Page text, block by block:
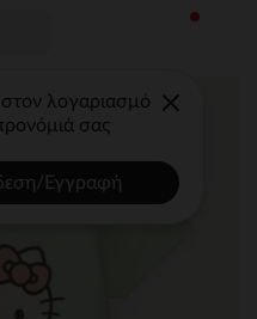
στον λογαριασμό
σας
Εγγραφή